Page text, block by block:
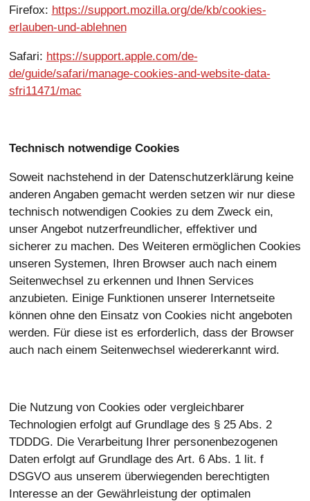
Firefox: https://support.mozilla.org/de/kb/cookies-
erlauben-und-ablehnen
Safari: https://support.apple.com/de-
de/guide/safari/manage-cookies-and-website-data-
sfri11471/mac
Technisch notwendige Cookies
Soweit nachstehend in der Datenschutzerklärung keine
anderen Angaben gemacht werden setzen wir nur diese
technisch notwendigen Cookies zu dem Zweck ein,
unser Angebot nutzerfreundlicher, effektiver und
sicherer zu machen. Des Weiteren ermöglichen Cookies
unseren Systemen, Ihren Browser auch nach einem
Seitenwechsel zu erkennen und Ihnen Services
anzubieten. Einige Funktionen unserer Internetseite
können ohne den Einsatz von Cookies nicht angeboten
werden. Für diese ist es erforderlich, dass der Browser
auch nach einem Seitenwechsel wiedererkannt wird.
Die Nutzung von Cookies oder vergleichbarer
Technologien erfolgt auf Grundlage des § 25 Abs. 2
TDDDG. Die Verarbeitung Ihrer personenbezogenen
Daten erfolgt auf Grundlage des Art. 6 Abs. 1 lit. f
DSGVO aus unserem überwiegenden berechtigten
Interesse an der Gewährleistung der optimalen